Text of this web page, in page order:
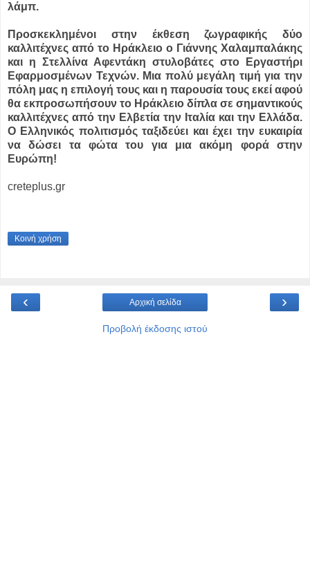
λάμπ.
Προσκεκλημένοι στην έκθεση ζωγραφικής δύο
καλλιτέχνες από το Ηράκλειο ο Γιάννης Χαλαμπαλάκης
και η Στελλίνα Αφεντάκη στυλοβάτες στο Εργαστήρι
Εφαρμοσμένων Τεχνών. Μια πολύ μεγάλη τιμή για την
πόλη μας η επιλογή τους και η παρουσία τους εκεί αφού
θα εκπροσωπήσουν το Ηράκλειο δίπλα σε σημαντικούς
καλλιτέχνες από την Ελβετία την Ιταλία και την Ελλάδα.
Ο Ελληνικός πολιτισμός ταξιδεύει και έχει την ευκαιρία
να δώσει τα φώτα του για μια ακόμη φορά στην
Ευρώπη!
creteplus.gr
Κοινή χρήση
‹ ›
Αρχική σελίδα
Προβολή έκδοσης ιστού